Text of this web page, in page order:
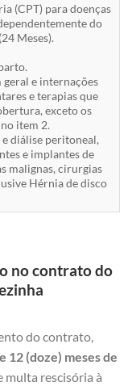
(CPT) para doenças
do
Meses).
e internações
e terapias que
exceto os
item 2.
diálise peritoneal,
e implantes de
malignas, cirurgias
Hérnia de disco
no contrato do
do contrato,
12 (doze) meses de
multa rescisória à